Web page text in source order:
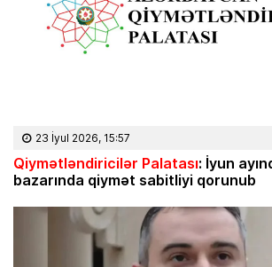
23 İyul 2026, 15:57
Qiymətləndiricilər Palatası: İyun
bazarında qiymət sabitliyi qorunub